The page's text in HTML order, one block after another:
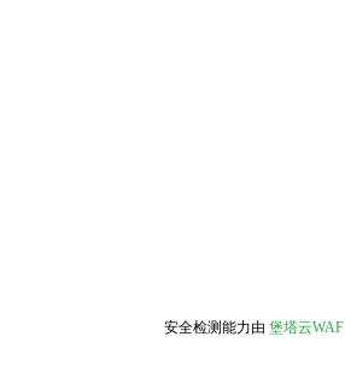
安全检测能力由 堡塔云WAF